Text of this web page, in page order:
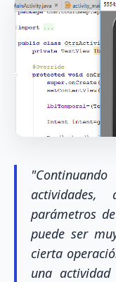
parámetros
puede ser
cierta
una